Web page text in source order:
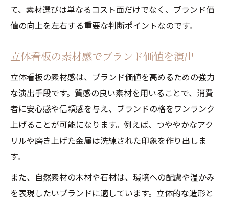
て、素材選びは単なるコスト面だけでなく、ブランド価
値の向上を左右する重要な判断ポイントなのです。
立体看板の素材感でブランド価値を演出
立体看板の素材感は、ブランド価値を高めるための強力
な演出手段です。質感の良い素材を用いることで、消費
者に安心感や信頼感を与え、ブランドの格をワンランク
上げることが可能になります。例えば、つややかなアク
リルや磨き上げた金属は洗練された印象を作り出しま
す。
また、自然素材の木材や石材は、環境への配慮や温かみ
を表現したいブランドに適しています。立体的な造形と